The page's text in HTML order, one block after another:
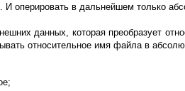
И оперировать в дальнейшем только
данных, которая преобразует
относительное имя файла в